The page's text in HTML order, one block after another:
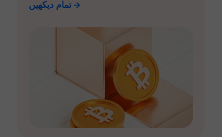
تمام دیکھیں